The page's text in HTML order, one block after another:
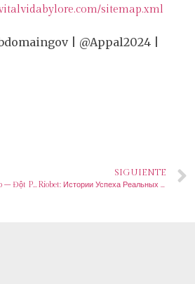
sitemap.xml
| @Appal2024 |
Khám Phá sunwin club hợp – Đột Phá Trong Sự Tăng Trưởng Kinh Tế Toàn Cầu
SIGUIENTE
Riobet: Истории Успеха Реальных Игроков